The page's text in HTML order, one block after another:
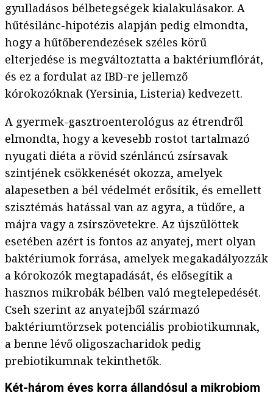
gyulladásos bélbetegségek kialakulásakor. A
hűtésilánc-hipotézis alapján pedig elmondta,
hogy a hűtőberendezések széles körű
elterjedése is megváltoztatta a baktériumflórát,
és ez a fordulat az IBD-re jellemző
kórokozóknak (Yersinia, Listeria) kedvezett.
A gyermek-gasztroenterológus az étrendről
elmondta, hogy a kevesebb rostot tartalmazó
nyugati diéta a rövid szénláncú zsírsavak
szintjének csökkenését okozza, amelyek
alapesetben a bél védelmét erősítik, és emellett
szisztémás hatással van az agyra, a tüdőre, a
májra vagy a zsírszövetekre. Az újszülöttek
esetében azért is fontos az anyatej, mert olyan
baktériumok forrása, amelyek megakadályozzák
a kórokozók megtapadását, és elősegítik a
hasznos mikrobák bélben való megtelepedését.
Cseh szerint az anyatejből származó
baktériumtörzsek potenciális probiotikumnak,
a benne lévő oligoszacharidok pedig
prebiotikumnak tekinthetők.
Két-három éves korra állandósul a mikrobiom